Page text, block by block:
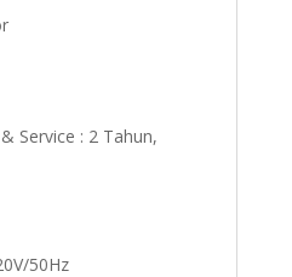
Service : 2 Tahun,
50Hz